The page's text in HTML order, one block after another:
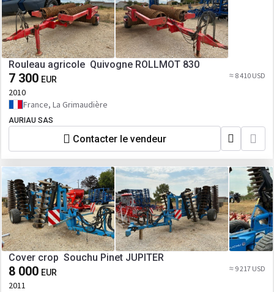
Rouleau agricole Quivogne ROLLMOT 830
7 300 EUR ≈ 8 410 USD
2010
France, La Grimaudière
AURIAU SAS
Contacter le vendeur
Cover crop Souchu Pinet JUPITER
8 000 EUR ≈ 9 217 USD
2011